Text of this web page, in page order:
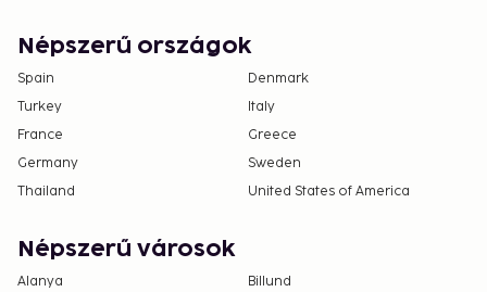
Népszerű országok
Spain
Denmark
Turkey
Italy
France
Greece
Germany
Sweden
Thailand
United States of America
Népszerű városok
Alanya
Billund